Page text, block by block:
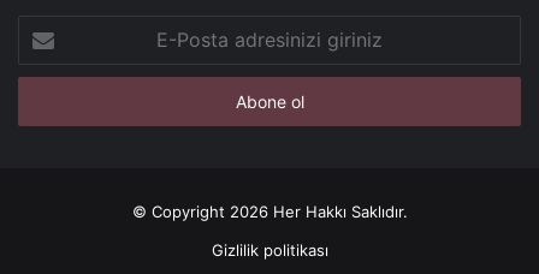
Posta
adresinizi
© Copyright 2026 Her Hakkı Saklıdır.
Gizlilik politikası